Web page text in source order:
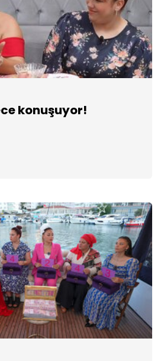
konuşuyor!